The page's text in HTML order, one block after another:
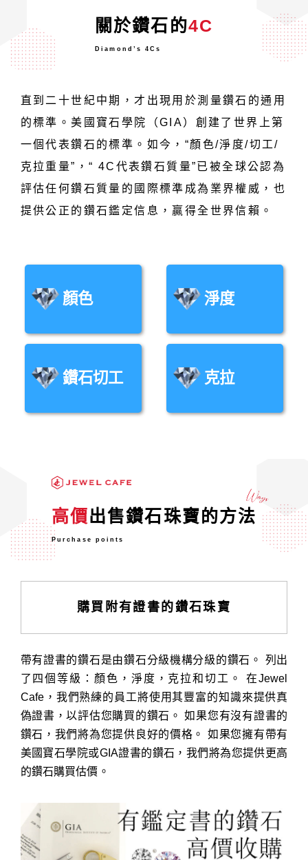
關於鑽石的4C
Diamond’s 4Cs
直到二十世紀中期，才出現用於測量鑽石的通用
的標準。美國寶石學院（GIA）創建了世界上第
一個代表鑽石的標準。如今，“顏色/淨度/切工/
克拉重量”，“ 4C代表鑽石質量”已被全球公認為
評估任何鑽石質量的國際標準成為業界權威，也
提供公正的鑽石鑑定信息，贏得全世界信賴。
顏色 淨度
鑽石切工 克拉
高價出售鑽石珠寶的方法
Purchase points
購買附有證書的鑽石珠寶
帶有證書的鑽石是由鑽石分級機構分級的鑽石。 列出
了四個等級：顏色，淨度，克拉和切工。 在Jewel
Cafe，我們熟練的員工將使用其豐富的知識來提供真
偽證書，以評估您購買的鑽石。 如果您有沒有證書的
鑽石，我們將為您提供良好的價格。 如果您擁有帶有
美國寶石學院或GIA證書的鑽石，我們將為您提供更高
的鑽石購買估價。